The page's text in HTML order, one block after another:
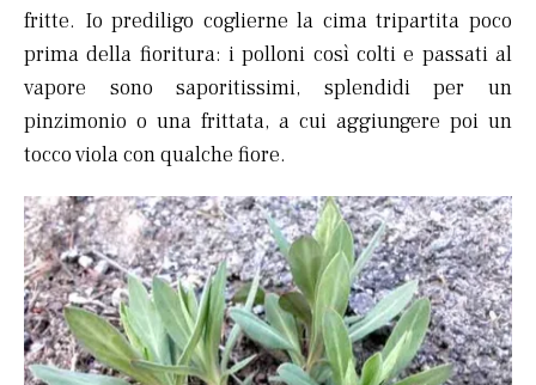
fritte. Io prediligo coglierne la cima tripartita poco
prima della fioritura: i polloni così colti e passati al
vapore sono saporitissimi, splendidi per un
pinzimonio o una frittata, a cui aggiungere poi un
tocco viola con qualche fiore.